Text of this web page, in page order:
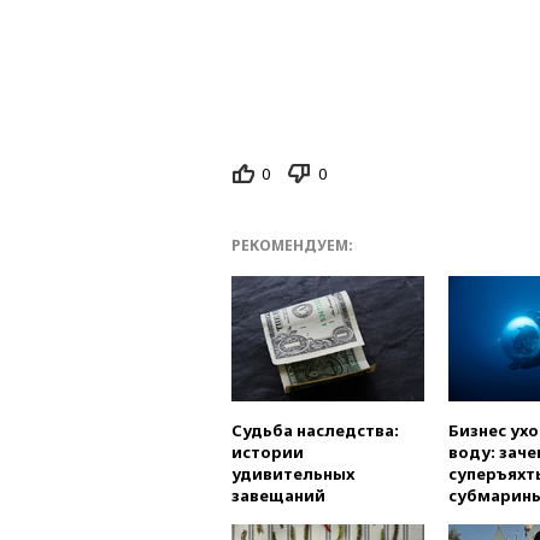
0 0
РЕКОМЕНДУЕМ:
Судьба наследства:
истории
удивительных
завещаний
Бизнес
воду: